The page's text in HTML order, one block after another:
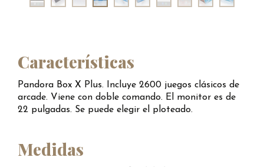
Características
Pandora Box X Plus. Incluye 2600 juegos clásicos de
arcade. Viene con doble comando. El monitor es de
22 pulgadas. Se puede elegir el ploteado.
Medidas